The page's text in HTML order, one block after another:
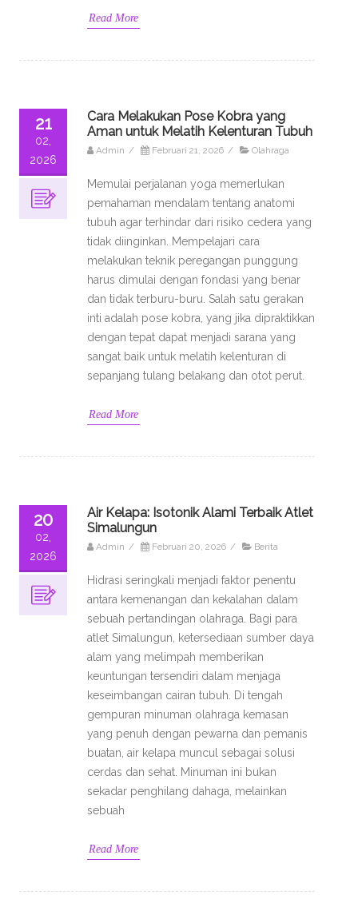
Read More
21
02,
2026
Cara Melakukan Pose Kobra yang
Aman untuk Melatih Kelenturan Tubuh
Admin / Februari 21, 2026 / Olahraga
Memulai perjalanan yoga memerlukan
pemahaman mendalam tentang anatomi
tubuh agar terhindar dari risiko cedera yang
tidak diinginkan. Mempelajari cara
melakukan teknik peregangan punggung
harus dimulai dengan fondasi yang benar
dan tidak terburu-buru. Salah satu gerakan
inti adalah pose kobra, yang jika dipraktikkan
dengan tepat dapat menjadi sarana yang
sangat baik untuk melatih kelenturan di
sepanjang tulang belakang dan otot perut.
Read More
20
02,
2026
Air Kelapa: Isotonik Alami Terbaik Atlet
Simalungun
Admin / Februari 20, 2026 / Berita
Hidrasi seringkali menjadi faktor penentu
antara kemenangan dan kekalahan dalam
sebuah pertandingan olahraga. Bagi para
atlet Simalungun, ketersediaan sumber daya
alam yang melimpah memberikan
keuntungan tersendiri dalam menjaga
keseimbangan cairan tubuh. Di tengah
gempuran minuman olahraga kemasan
yang penuh dengan pewarna dan pemanis
buatan, air kelapa muncul sebagai solusi
cerdas dan sehat. Minuman ini bukan
sekadar penghilang dahaga, melainkan
sebuah
Read More